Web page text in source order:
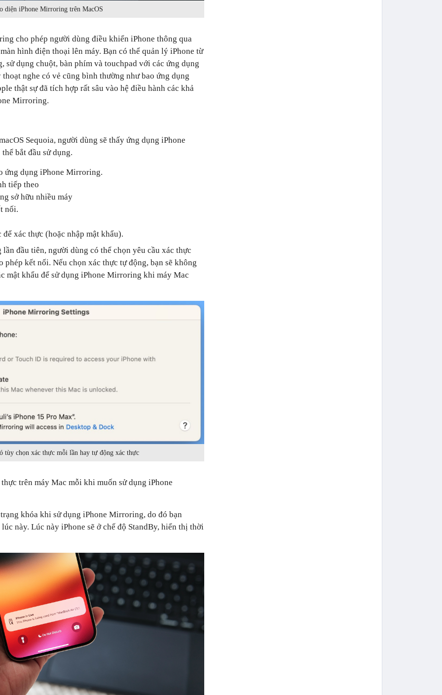
diện iPhone Mirroring trên MacOS
cho phép người dùng điều khiển ‌iPhone‌ thông qua
hình điện thoại lên máy. Bạn có thể quản lý ‌iPhone‌ từ
sử dụng chuột, bàn phím và touchpad với các ứng dụng
nghe có vẻ cũng bình thường như bao ứng dụng
thật sự đã tích hợp rất sâu vào hệ điều hành các khả
Mirroring.
Sequoia‌, người dùng sẽ thấy ứng dụng ‌iPhone‌
bắt đầu sử dụng.
ứng dụng ‌iPhone‌ Mirroring.
tiếp theo
sở hữu nhiều máy
nối.
xác thực (hoặc nhập mật khẩu).
đầu tiên, người dùng có thể chọn yêu cầu xác thực
kết nối. Nếu chọn xác thực tự động, bạn sẽ không
mật khẩu để sử dụng ‌iPhone‌ Mirroring khi máy Mac
tùy chọn xác thực mỗi lần hay tự động xác thực
trên máy Mac mỗi khi muốn sử dụng ‌iPhone‌
khóa khi sử dụng iPhone‌ Mirroring, do đó bạn
này. Lúc này iPhone sẽ ở chế độ StandBy, hiển thị thời